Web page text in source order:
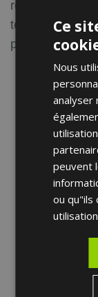
récupération
telles que la
Ce
Nous
analyser
peuvent
ou qu"ils